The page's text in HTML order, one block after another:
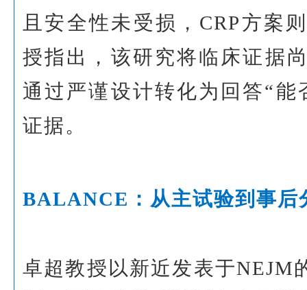
且安全性未受损，CRP方案
授指出，该研究将临床证据
通过严谨设计转化为回答“能
证据。
BALANCE：从主试验到事后
卓超教授以新近发表于NEJM